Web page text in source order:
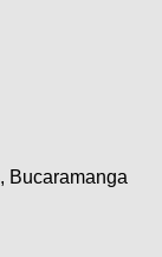
Bucaramanga